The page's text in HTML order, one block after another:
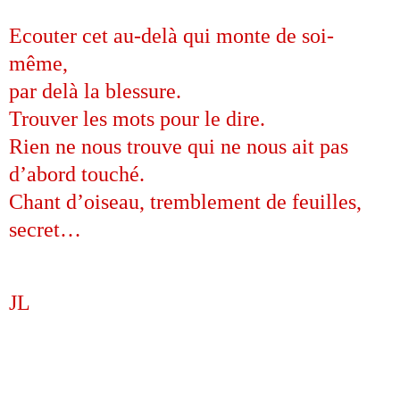
Ecouter cet au-delà qui monte de soi-
même,
par delà la blessure.
Trouver les mots pour le dire.
Rien ne nous trouve qui ne nous ait pas
d’abord touché.
Chant d’oiseau, tremblement de feuilles,
secret…
JL